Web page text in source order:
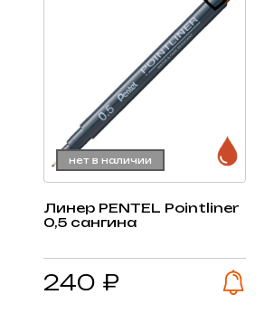
нет в наличии
Линер PENTEL Pointliner
0,5 сангина
240 ₽